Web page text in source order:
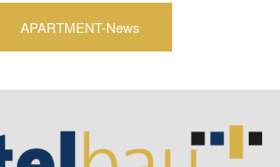
APARTMENT-News